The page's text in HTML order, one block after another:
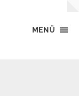
MENÜ